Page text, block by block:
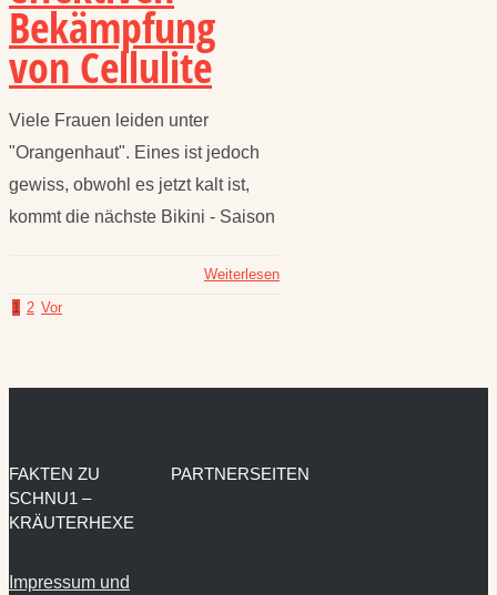
Bekämpfung
von Cellulite
Viele Frauen leiden unter
"Orangenhaut". Eines ist jedoch
gewiss, obwohl es jetzt kalt ist,
kommt die nächste Bikini - Saison
Weiterlesen
1 2 Vor
FAKTEN ZU
SCHNU1 –
KRÄUTERHEXE
Impressum und
PARTNERSEITEN